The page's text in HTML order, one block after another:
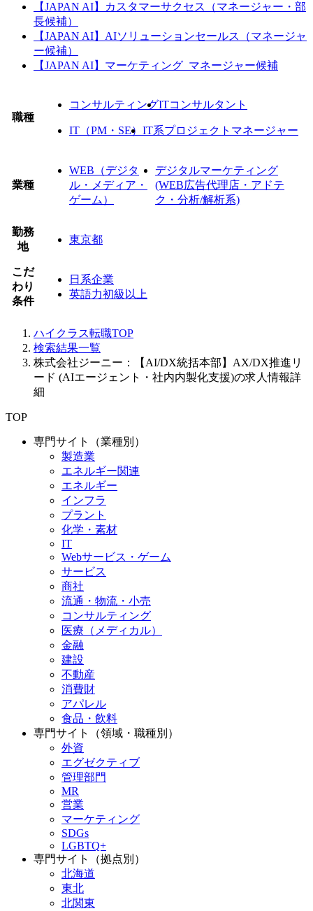
【JAPAN AI】カスタマーサクセス（マネージャー・部
長候補）
【JAPAN AI】AIソリューションセールス（マネージャ
ー候補）
【JAPAN AI】マーケティング_マネージャー候補
職種
コンサルティングITコンサルタント
IT（PM・SE） IT系プロジェクトマネージャー
業種
WEB（デジタ
ル・メディア・
ゲーム）
デジタルマーケティング
(WEB広告代理店・アドテ
ク・分析/解析系)
勤務
地
東京都
こだ
わり
条件
日系企業
英語力初級以上
ハイクラス転職TOP
検索結果一覧
株式会社ジーニー：【AI/DX統括本部】AX/DX推進リ
ード (AIエージェント・社内内製化支援)の求人情報詳
細
TOP
専門サイト（業種別）
製造業
エネルギー関連
エネルギー
インフラ
プラント
化学・素材
IT
Webサービス・ゲーム
サービス
商社
流通・物流・小売
コンサルティング
医療（メディカル）
金融
建設
不動産
消費財
アパレル
食品・飲料
専門サイト（領域・職種別）
外資
エグゼクティブ
管理部門
MR
営業
マーケティング
SDGs
LGBTQ+
専門サイト（拠点別）
北海道
東北
北関東